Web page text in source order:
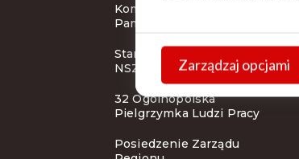
Zarządzaj opcjami
Komunikat prasowy Instytu
Pamięci Narodowej
Stanowisko Prezydium KK
NSZZ “Solidarność”
32 Ogólnopolska
Pielgrzymka Ludzi Pracy
Posiedzenie Zarządu